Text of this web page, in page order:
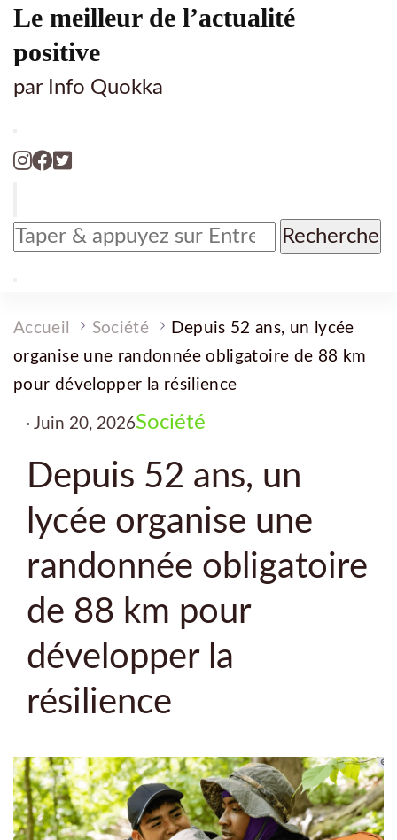
Le meilleur de l’actualité
positive
par Info Quokka
Vous
recherchiez
?
Accueil Société
Depuis 52 ans, un lycée
organise une randonnée obligatoire de 88 km
pour développer la résilience
Juin 20, 2026Société
Depuis 52 ans, un
lycée organise une
randonnée obligatoire
de 88 km pour
développer la
résilience